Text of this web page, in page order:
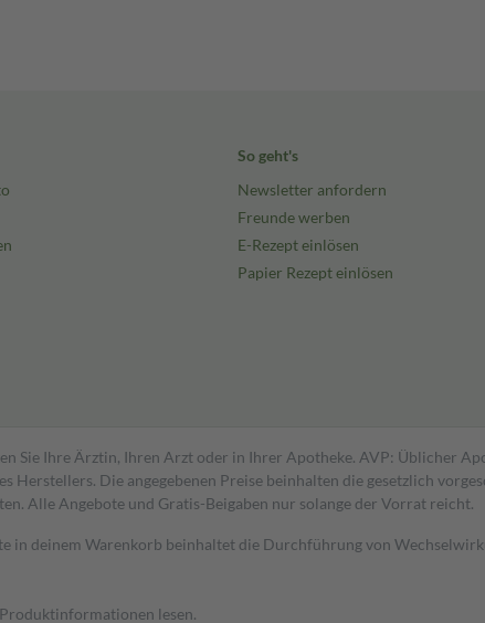
So geht's
Newsletter anfordern
Freunde werben
E-Rezept einlösen
Papier Rezept einlösen
Sie Ihre Ärztin, Ihren Arzt oder in Ihrer Apotheke. AVP: Üblicher
Die angegebenen Preise beinhalten die gesetzlich
Alle Angebote und Gratis-Beigaben nur solange der Vorrat reicht.
in deinem Warenkorb beinhaltet die Durchführung von
lesen.